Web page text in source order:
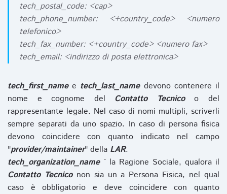
tech_postal_code: <cap>
tech_phone_number: <+country_code> <numero
telefonico>
tech_fax_number: <+country_code> <numero fax>
tech_email: <indirizzo di posta elettronica>
tech_first_namee tech_last_namedevono contenere il
nome e cognome del Contatto Tecnicoo del
rappresentante legale. Nel caso di nomi multipli, scriverli
sempre separati da uno spazio. In caso di persona fisica
devono coincidere con quanto indicato nel campo
"provider/maintainer" della LAR.
tech_organization_name` la Ragione Sociale, qualora il
Contatto Tecniconon sia un a Persona Fisica, nel qual
caso è obbligatorio e deve coincidere con quanto